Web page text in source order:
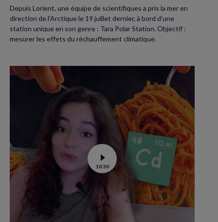
Depuis Lorient, une équipe de scientifiques a pris la mer en
direction de l’Arctique le 19 juillet dernier, à bord d’une
station unique en son genre : Tara Polar Station. Objectif :
mesurer les effets du réchauffement climatique.
Voir
la
vidéo
Contamination
au
cadmium :
ce
10:30